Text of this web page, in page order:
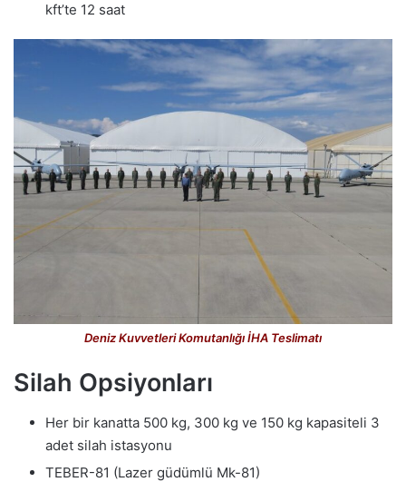
kft’te 12 saat
Deniz Kuvvetleri Komutanlığı İHA Teslimatı
Silah Opsiyonları
Her bir kanatta 500 kg, 300 kg ve 150 kg kapasiteli 3
adet silah istasyonu
TEBER-81 (Lazer güdümlü Mk-81)